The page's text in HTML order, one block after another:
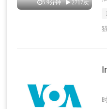
5.9分钟 2717次